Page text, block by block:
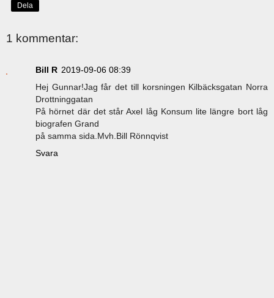
Dela
1 kommentar:
Bill R 2019-09-06 08:39
Hej Gunnar!Jag får det till korsningen Kilbäcksgatan Norra
Drottninggatan
På hörnet där det står Axel låg Konsum lite längre bort låg
biografen Grand
på samma sida.Mvh.Bill Rönnqvist
Svara